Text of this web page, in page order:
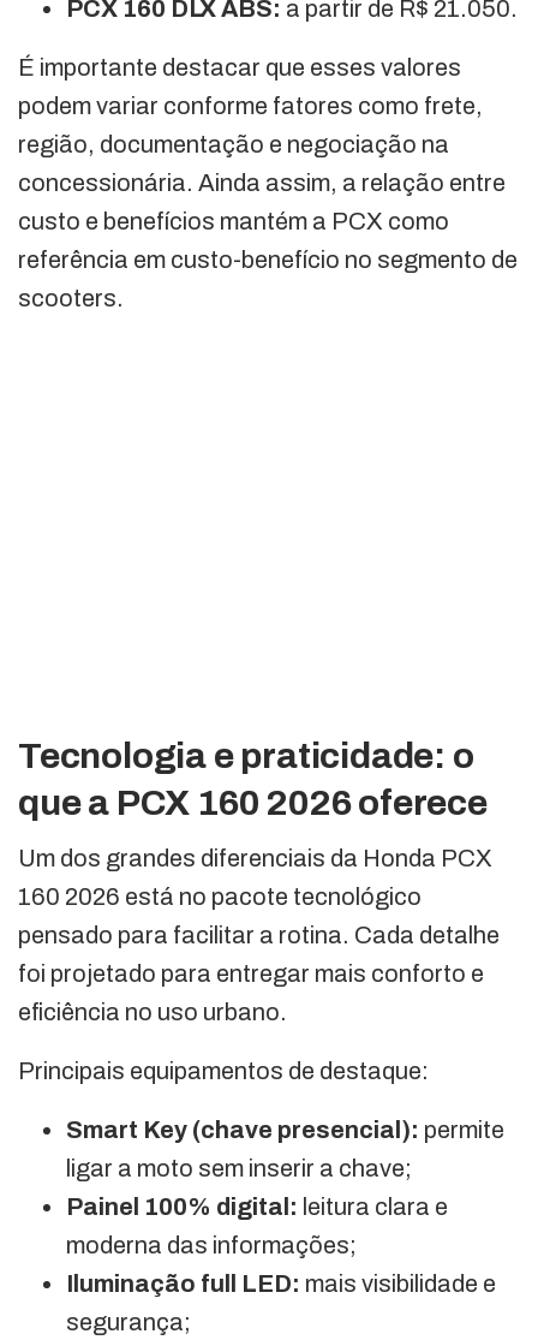
PCX 160 DLX ABS: a partir de R$ 21.050.
É importante destacar que esses valores
podem variar conforme fatores como frete,
região, documentação e negociação na
concessionária. Ainda assim, a relação entre
custo e benefícios mantém a PCX como
referência em custo-benefício no segmento de
scooters.
Tecnologia e praticidade: o
que a PCX 160 2026 oferece
Um dos grandes diferenciais da Honda PCX
160 2026 está no pacote tecnológico
pensado para facilitar a rotina. Cada detalhe
foi projetado para entregar mais conforto e
eficiência no uso urbano.
Principais equipamentos de destaque:
Smart Key (chave presencial): permite
ligar a moto sem inserir a chave;
Painel 100% digital: leitura clara e
moderna das informações;
Iluminação full LED: mais visibilidade e
segurança;